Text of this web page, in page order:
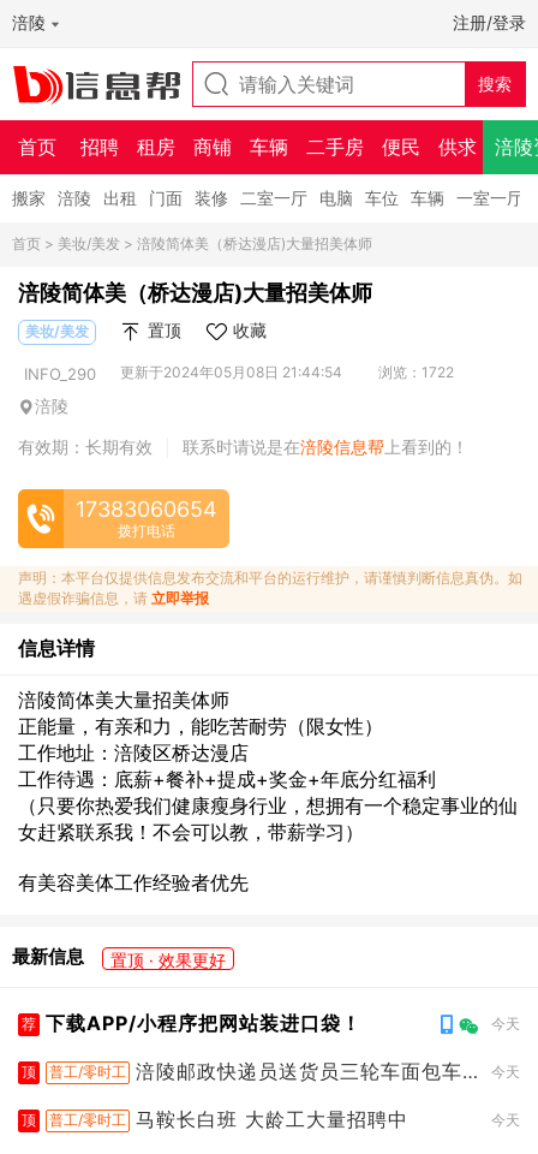
涪陵 注册/登录
首页 招聘 租房 商铺 车辆 二手房 便民 供求 涪陵
搬家 涪陵 出租 门面 装修 二室一厅 电脑 车位 车辆 一室一厅
首页 > 美妆/美发 > 涪陵简体美（桥达漫店)大量招美体师
涪陵简体美（桥达漫店)大量招美体师
美妆/美发 置顶 收藏
INFO_290 更新于2024年05月08日 21:44:54 浏览：1722
涪陵
有效期：长期有效
联系时请说是在涪陵信息帮 上看到的！
17383060654
拨打电话
声明：本平台仅提供信息发布交流和平台的运行维护，请谨慎判断信息真伪。如
遇虚假诈骗信息，请 立即举报
信息详情
涪陵简体美大量招美体师
正能量，有亲和力，能吃苦耐劳（限女性）
工作地址：涪陵区桥达漫店
工作待遇：底薪+餐补+提成+奖金+年底分红福利
（只要你热爱我们健康瘦身行业，想拥有一个稳定事业的仙
女赶紧联系我！不会可以教，带薪学习）
有美容美体工作经验者优先
最新信息 置顶 · 效果更好
荐 下载APP/小程序把网站装进口袋！ 今天
顶 普工/零时工 涪陵邮政快递员送货员三轮车面包车
今天
顶 普工/零时工 马鞍长白班 大龄工大量招聘中 今天